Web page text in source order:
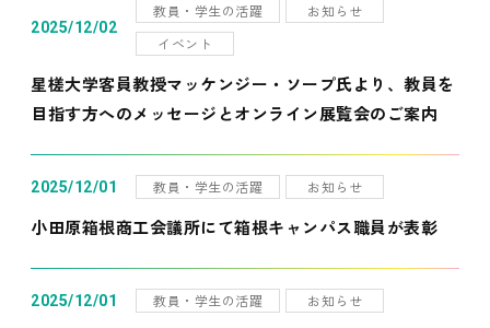
2025/12/02
教員・学生の活躍
お知らせ
イベント
星槎大学客員教授マッケンジー・ソープ氏より、教員を
目指す方へのメッセージとオンライン展覧会のご案内
2025/12/01 教員・学生の活躍 お知らせ
小田原箱根商工会議所にて箱根キャンパス職員が表彰
2025/12/01 教員・学生の活躍 お知らせ